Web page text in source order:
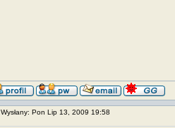
Wysłany: Pon Lip 13, 2009 19:58